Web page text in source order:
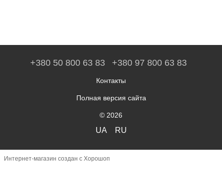
+380 50 800 63 83 +380 97 800 63 83
Контакты
Полная версия сайта
© 2026
UA RU
Интернет-магазин создан с Хорошоп